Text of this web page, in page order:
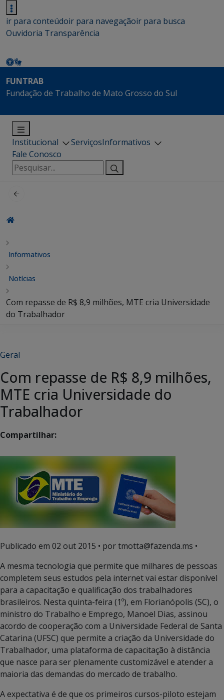
ir para conteúdoir para navegaçãoir para busca
Ouvidoria Transparência
FUNTRAB
Fundação de Trabalho de Mato Grosso do Sul
Institucional ServiçosInformativos
Fale Conosco
Pesquisar
por:
Informativos
Notícias
Com repasse de R$ 8,9 milhões, MTE cria Universidade
do Trabalhador
Geral
Com repasse de R$ 8,9 milhões,
MTE cria Universidade do
Trabalhador
Compartilhar:
Publicado em 02 out 2015 • por tmotta@fazenda.ms •
A mesma tecnologia que permite que milhares de pessoas
completem seus estudos pela internet vai estar disponível
para a capacitação e qualificação dos trabalhadores
brasileiros. Nesta quinta-feira (1º), em Florianópolis (SC), o
ministro do Trabalho e Emprego, Manoel Dias, assinou
acordo de cooperação com a Universidade Federal de Santa
Catarina (UFSC) que permite a criação da Universidade do
Trabalhador, uma plataforma de capacitação à distância
que nasce para ser plenamente customizável e atender a
maioria das demandas do mercado de trabalho.
A expectativa é de que os primeiros cursos-piloto estejam